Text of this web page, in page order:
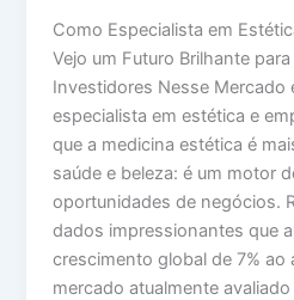
Como Especialista em
Vejo um Futuro Brilhante
Investidores Nesse Mercado
especialista em estética e
que a medicina estética é
saúde e beleza: é um motor
oportunidades de negócios.
dados impressionantes que
crescimento global de 7%
mercado atualmente